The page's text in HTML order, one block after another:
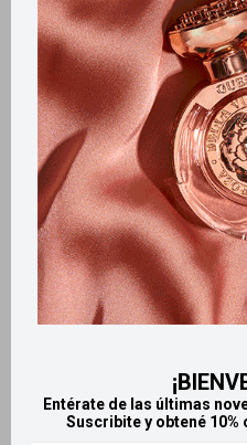
Entérate de las últimas
Suscribite y obtené
Métodos
Retiros
Productos que